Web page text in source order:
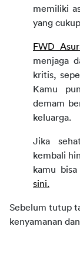
memiliki
yang
FWD
menjaga
kritis,
Kamu
demam
keluarga.
Jika
kembali
kamu
sini.
Sebelum tutup
kenyamanan